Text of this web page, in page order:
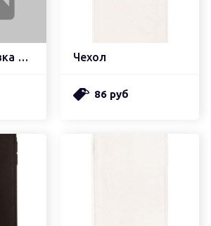
Чехол подставка с магнитом Чехол
86 руб